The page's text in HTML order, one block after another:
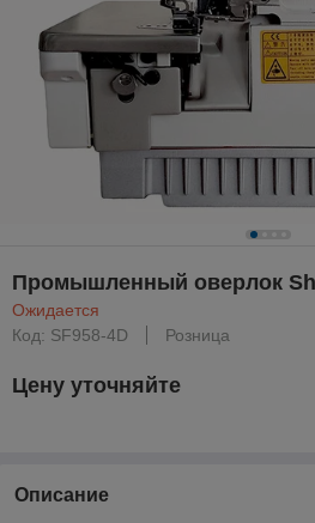
Промышленный оверлок
Ожидается
Код: SF958-4D
Розница
Цену уточняйте
Описание